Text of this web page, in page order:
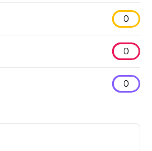
0
0
0